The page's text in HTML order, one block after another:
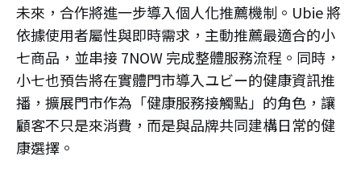
未來，合作將進一步導入個人化推薦機制。Ubie 將
依據使用者屬性與即時需求，主動推薦最適合的小
七商品，並串接 7NOW 完成整體服務流程。同時，
小七也預告將在實體門市導入ユビー的健康資訊推
播，擴展門市作為「健康服務接觸點」的角色，讓
顧客不只是來消費，而是與品牌共同建構日常的健
康選擇。